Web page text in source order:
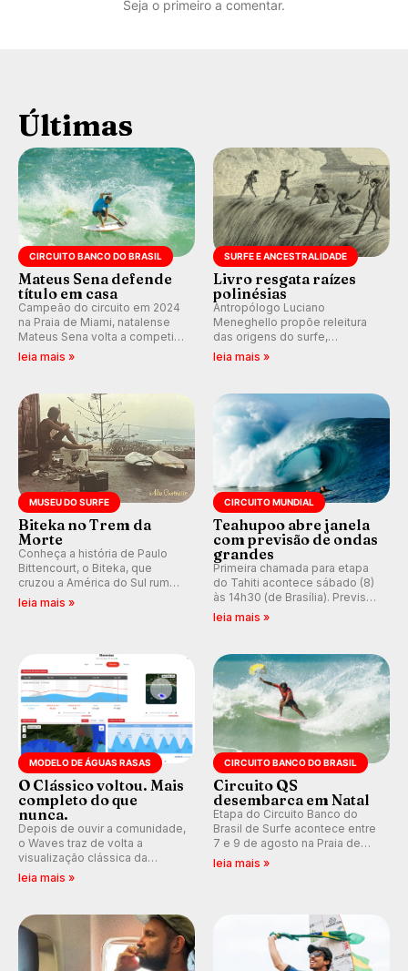
Seja o primeiro a comentar.
Últimas
CIRCUITO BANCO DO BRASIL
Mateus Sena defende
título em casa
Campeão do circuito em 2024
na Praia de Miami, natalense
Mateus Sena volta a competir
em casa em busca de manter a
leia mais »
SURFE E ANCESTRALIDADE
Livro resgata raízes
polinésias
Antropólogo Luciano
Meneghello propõe releitura
das origens do surfe,
resgatando a cultura polinésia
prática em esporte e indústria.
leia mais »
MUSEU DO SURFE
Biteka no Trem da
Morte
Conheça a história de Paulo
Bittencourt, o Biteka, que
cruzou a América do Sul rumo
ao Pacífico em uma jornada
leia mais »
CIRCUITO MUNDIAL
Teahupoo abre janela
com previsão de ondas
grandes
Primeira chamada para etapa
do Tahiti acontece sábado (8)
às 14h30 (de Brasília). Previsão
indica swell consistente.
Kelly Slater convidado.
leia mais »
MODELO DE ÁGUAS RASAS
O Clássico voltou. Mais
completo do que
nunca.
Depois de ouvir a comunidade,
o Waves traz de volta a
visualização clássica da
previsão de águas rasas,
ondas para até 16 dias.
leia mais »
CIRCUITO BANCO DO BRASIL
Circuito QS
desembarca em Natal
Etapa do Circuito Banco do
Brasil de Surfe acontece entre
7 e 9 de agosto na Praia de
Miami (RN), em disputas
leia mais »